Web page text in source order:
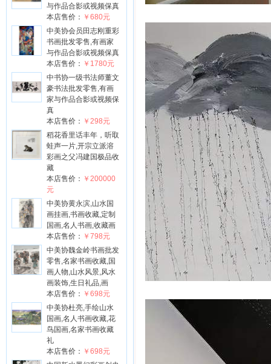
与作品合影或视频保真
本店售价： ￥680元
中美协会员田志刚重彩
书画批发零售,有画家
与作品合影或视频保真
本店售价： ￥1780元
中书协一级书法师董文
豪书法批发零售,有画
家与作品合影或视频保
真
本店售价： ￥298元
稻花香里话丰年，听取
蛙声一片,开宗立派溶
彩画之父冯建国极品收
藏
本店售价： ￥200000
元
中美协黄永滨,山水国
画挂画,书画收藏,定制
国画,名人书画,收藏画
本店售价： ￥798元
中美协魏金岭书画批发
零售,名家书画收藏,国
画人物,山水风景,风水
画装饰,生日礼品,画
本店售价： ￥698元
中美协杜亮,手绘山水
国画,名人书画收藏,花
鸟国画,名家书画收藏
礼
本店售价： ￥698元